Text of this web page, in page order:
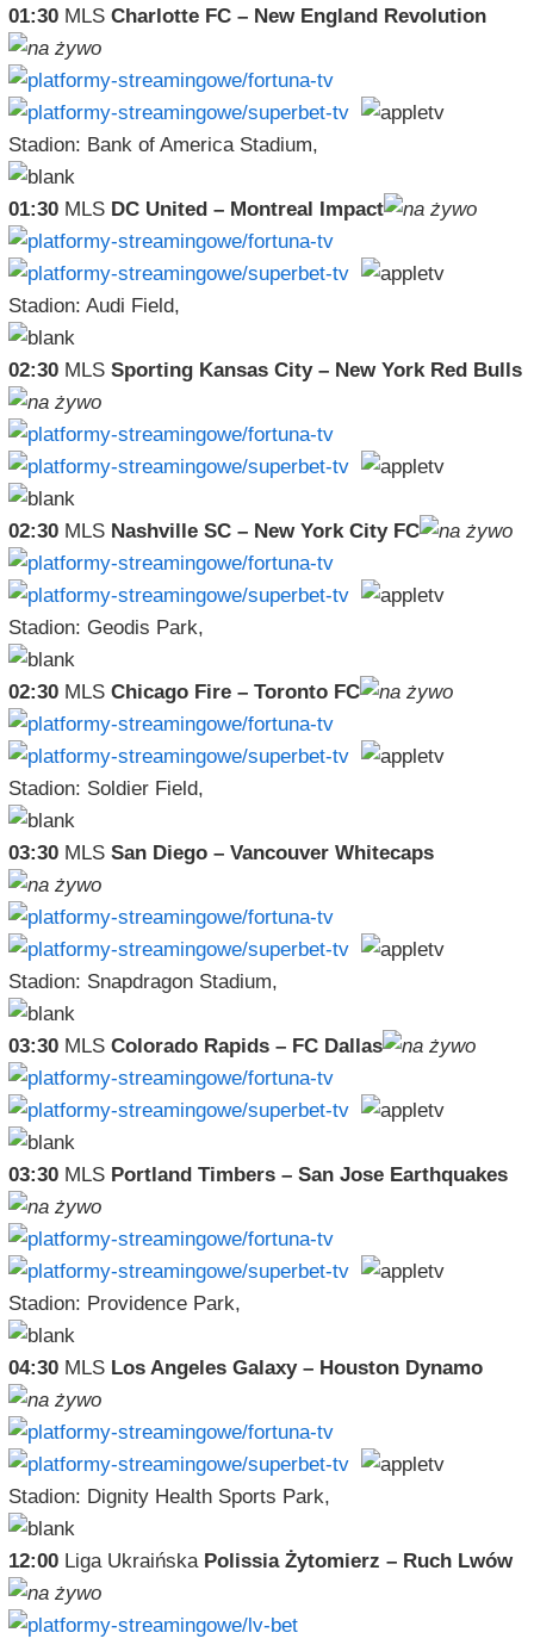
01:30MLS Charlotte FC – New England Revolution
Stadion: Bank of America Stadium,
01:30MLS DC United – Montreal Impact
Stadion: Audi Field,
02:30MLS Sporting Kansas City – New York Red Bulls
02:30MLS Nashville SC – New York City FC
Stadion: Geodis Park,
02:30MLS Chicago Fire – Toronto FC
Stadion: Soldier Field,
03:30MLS San Diego – Vancouver Whitecaps
Stadion: Snapdragon Stadium,
03:30MLS Colorado Rapids – FC Dallas
03:30MLS Portland Timbers – San Jose Earthquakes
Stadion: Providence Park,
04:30MLS Los Angeles Galaxy – Houston Dynamo
Stadion: Dignity Health Sports Park,
12:00Liga Ukraińska Polissia Żytomierz – Ruch Lwów